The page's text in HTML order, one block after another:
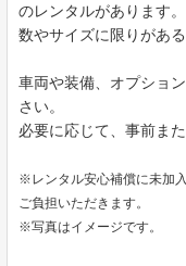
のレンタルがあります。
数やサイズに限りがあ
車両や装備、オプショ
さい。
必要に応じて、事前ま
※レンタル安心補償に未加
ご負担いただきます。
※写真はイメージです。